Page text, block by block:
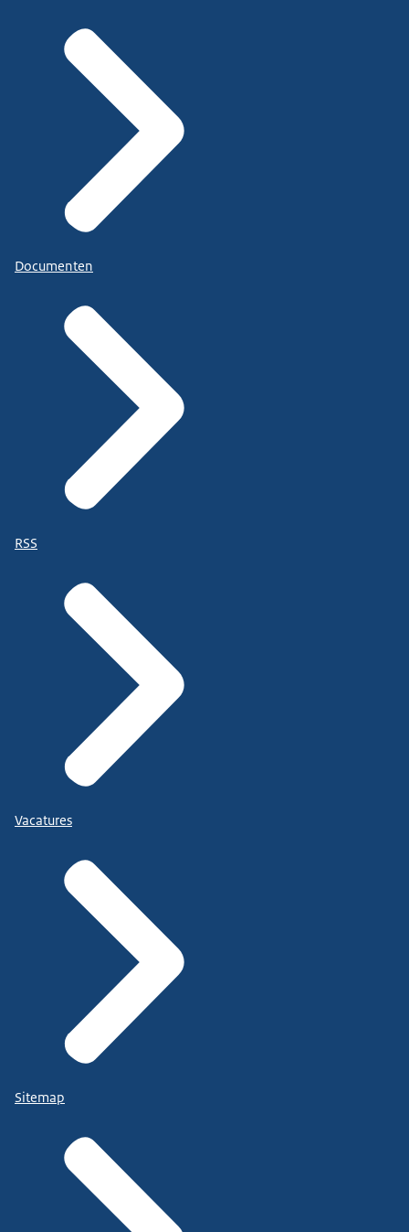
Documenten
RSS
Vacatures
Sitemap